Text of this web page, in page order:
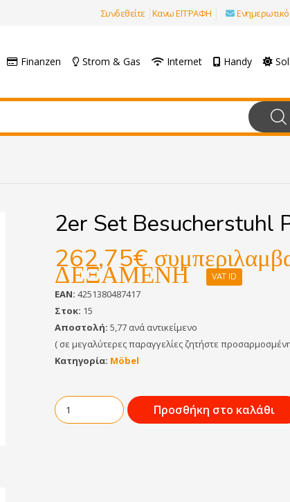
Συνδεθείτε Κανω ΕΓΓΡΑΦΗ Ενημερωτικό
Finanzen Strom & Gas Internet Handy
2er Set Besucherstuhl
262,75€
ΔΕΞΑΜΕΝΗ VAT ID
EAN: 4251380487417
Στοκ: 15
Αποστολή: 5,77 ανά αντικείμενο
( σε μεγαλύτερες παραγγελίες ζητήστε
Κατηγορία: Möbel
Προσθήκη στο καλάθι